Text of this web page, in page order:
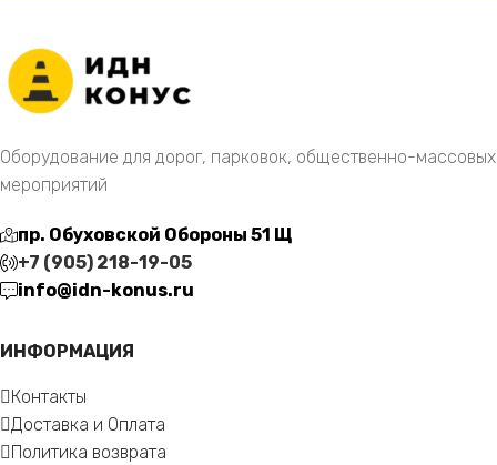
Оборудование для дорог, парковок, общественно-массовых
мероприятий
пр. Обуховской Обороны 51 Щ
+7 (905) 218-19-05
info@idn-konus.ru
ИНФОРМАЦИЯ
Контакты
Доставка и Оплата
Политика возврата